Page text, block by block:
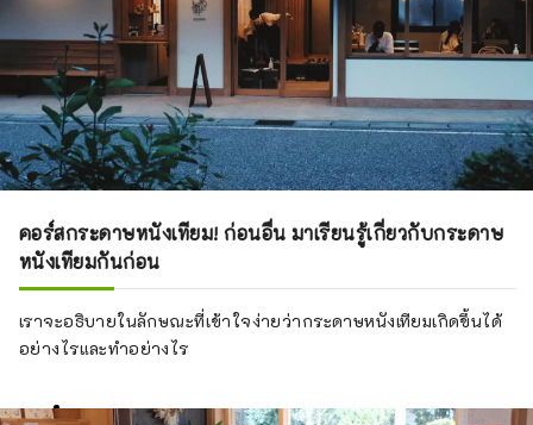
คอร์สกระดาษหนังเทียม! ก่อนอื่น มาเรียนรู้เกี่ยวกับกระดาษ
หนังเทียมกันก่อน
เราจะอธิบายในลักษณะที่เข้าใจง่ายว่ากระดาษหนังเทียมเกิดขึ้นได้
อย่างไรและทำอย่างไร